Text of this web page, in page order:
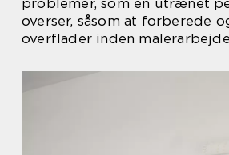
problemer, som en utrænet
overser, såsom at forberede
overflader inden